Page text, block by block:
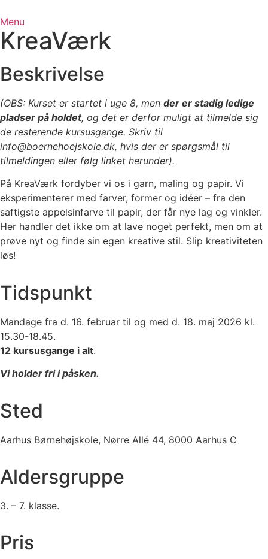
Menu
KreaVærk
Beskrivelse
(OBS: Kurset er startet i uge 8, men der er stadig ledige
pladser på holdet, og det er derfor muligt at tilmelde sig
de resterende kursusgange. Skriv til
info@boernehoejskole.dk, hvis der er spørgsmål til
tilmeldingen eller følg linket herunder).
På KreaVærk fordyber vi os i garn, maling og papir. Vi
eksperimenterer med farver, former og idéer – fra den
saftigste appelsinfarve til papir, der får nye lag og vinkler.
Her handler det ikke om at lave noget perfekt, men om at
prøve nyt og finde sin egen kreative stil. Slip kreativiteten
løs!
Tidspunkt
Mandage fra d. 16. februar til og med d. 18. maj 2026 kl.
15.30-18.45.
12 kursusgange i alt.
Vi holder fri i påsken.
Sted
Aarhus Børnehøjskole, Nørre Allé 44, 8000 Aarhus C
Aldersgruppe
3. – 7. klasse.
Pris